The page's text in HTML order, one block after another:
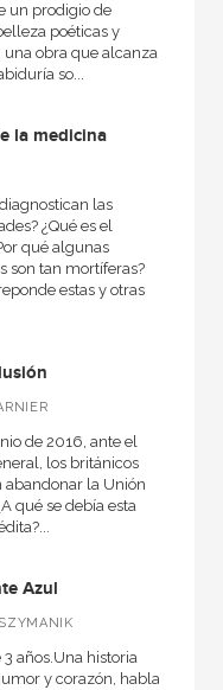
un prodigio de
poéticas y
una obra que alcanza
so...
la medicina
las
¿Qué es el
qué algunas
son tan mortíferas?
estas y otras
de 2016, ante el
los británicos
abandonar la Unión
qué se debía esta
Azul
años.Una historia
y corazón, habla